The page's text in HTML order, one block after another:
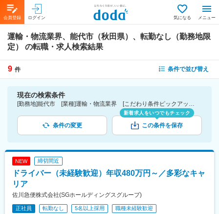
会員登録 ログイン 気になる メニュー
運輸・物流業界、能代市（秋田県）、転勤なし（勤務地限
定）
の転職・求人検索結果
9 件 条件で並び替え
現在の検索条件
[勤務地]能代市 [業種]運輸・物流業界 [こだわり条件ピックアップ]転勤なし（勤務地限定） [詳細条件](募集・採用情報)転勤なし（勤務地限定）
条件の変更
新着求人をいつでもチェック
この条件を保存
NEW 締切間近
ドライバー（未経験歓迎）年収480万円～／多彩なキャ
リア
佐川急便株式会社(SGホールディングスグループ)
正社員 転勤なし 5名以上採用
職種未経験歓迎